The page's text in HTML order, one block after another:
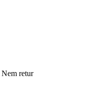
Nem retur